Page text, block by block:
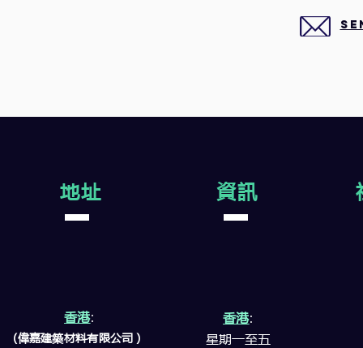
地址
香港:
(偉嘉建築材料有限公司）
資訊
香港:
星期一至五